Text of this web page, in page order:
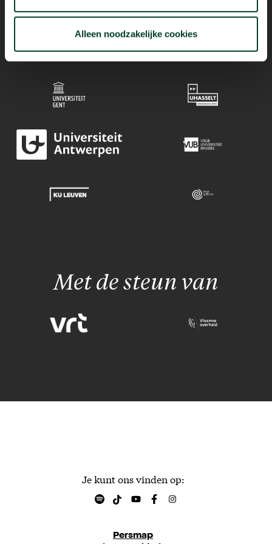
Alleen noodzakelijke cookies
Mogelijk dankzij
Met de steun van
Je kunt ons vinden op:
Persmap